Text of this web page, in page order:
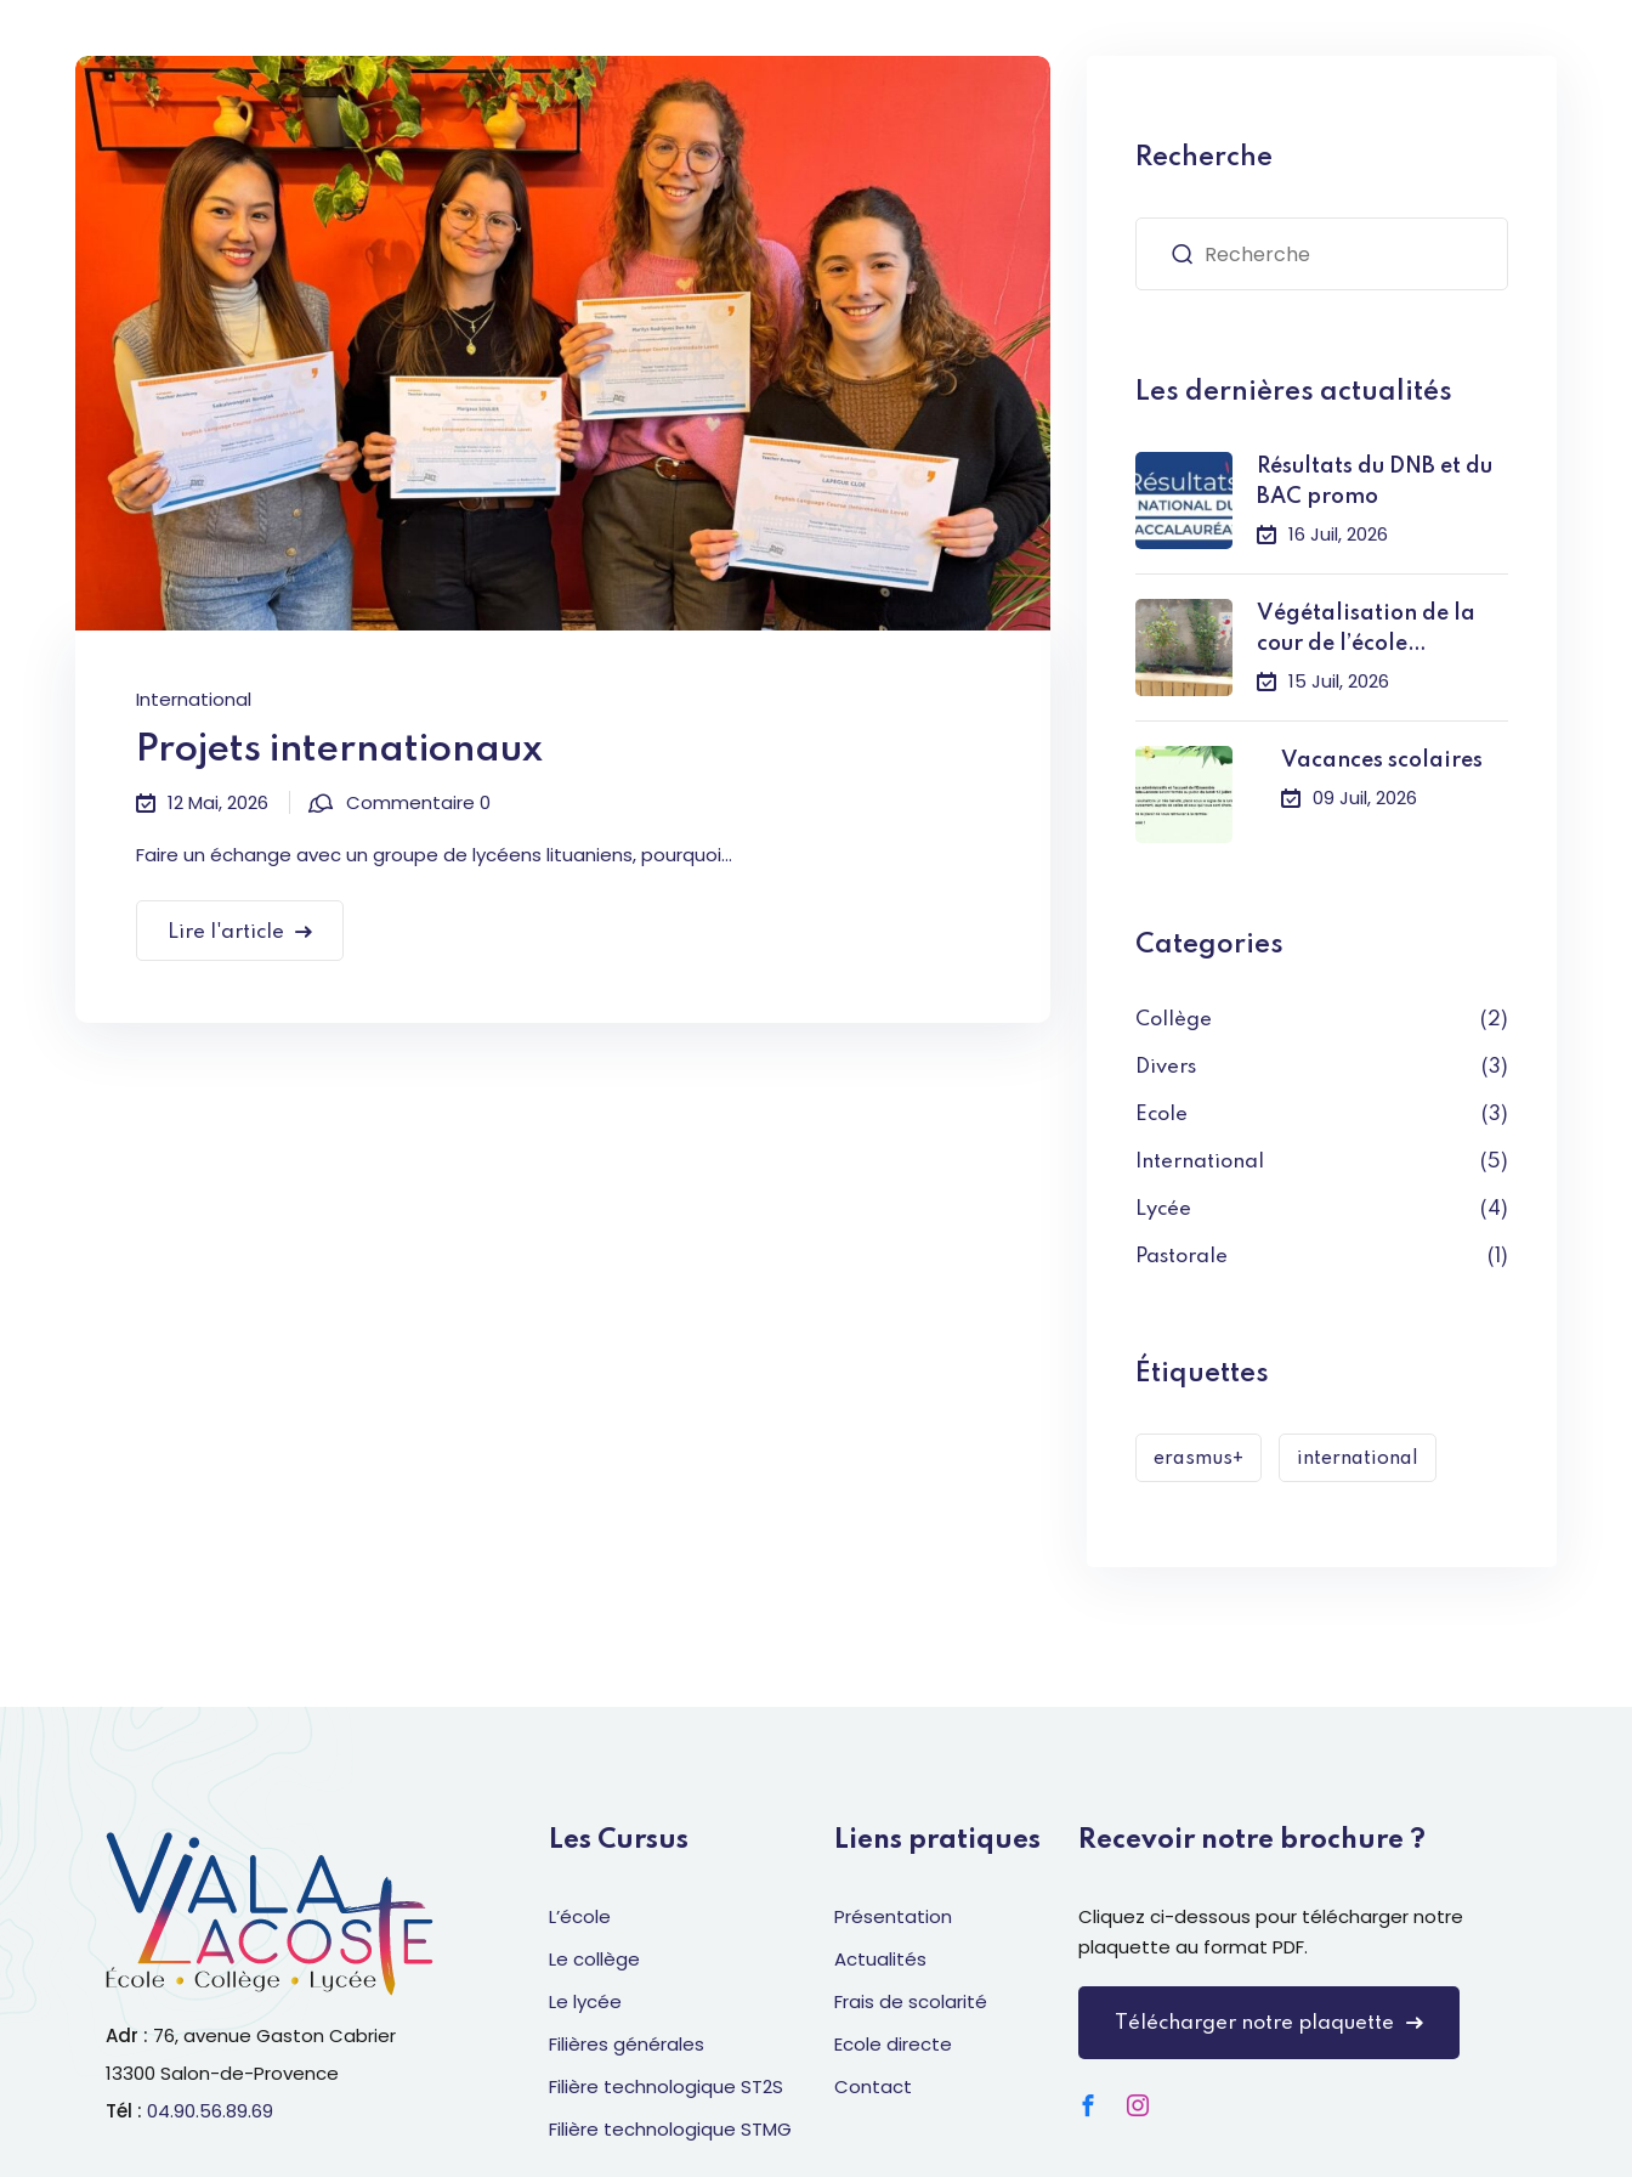
International
Projets internationaux
12 Mai, 2026 Commentaire 0
Faire un échange avec un groupe de lycéens lituaniens, pourquoi...
Lire l'article
Recherche
Les dernières actualités
Résultats du DNB et du
BAC promo
16 Juil, 2026
Végétalisation de la
cour de l’école
primaire
15 Juil, 2026
Vacances scolaires
09 Juil, 2026
Categories
Collège (2)
Divers (3)
Ecole (3)
International (5)
Lycée (4)
Pastorale (1)
Étiquettes
erasmus+ international
Adr : 76, avenue Gaston Cabrier
13300 Salon-de-Provence
Tél : 04.90.56.89.69
Les Cursus
L’école
Le collège
Le lycée
Filières générales
Filière technologique ST2S
Filière technologique STMG
Liens pratiques
Présentation
Actualités
Frais de scolarité
Ecole directe
Contact
Recevoir notre brochure ?
Cliquez ci-dessous pour télécharger notre
plaquette au format PDF.
Télécharger notre plaquette